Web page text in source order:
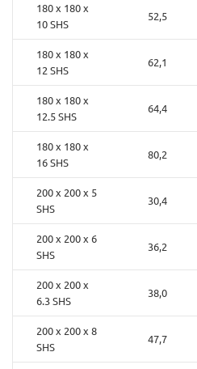
180 x 180 x
10 SHS
52,5
180 x 180 x
12 SHS
62,1
180 x 180 x
12.5 SHS
64,4
180 x 180 x
16 SHS
80,2
200 x 200 x 5
SHS
30,4
200 x 200 x 6
SHS
36,2
200 x 200 x
6.3 SHS
38,0
200 x 200 x 8
SHS
47,7